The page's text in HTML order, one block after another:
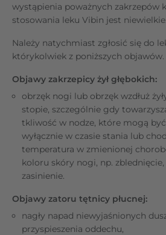
wystąpienia poważnych zakrzepów
stosowania leku Vibin jest niewielkie.
Należy natychmiast zgłosić się do
którykolwiek z poniższych objawów.
Objawy zakrzepicy żył głębokich:
obrzęk nogi lub obrzęk wzdłuż
stopie, szczególnie gdy
tkliwość w nodze, które mogą
wyłącznie w czasie stania lub
temperatura w zmienionej
koloru skóry nogi, np.
zasinienie.
Objawy zatoru tętnicy płucnej:
nagły napad niewyjaśnionych
przyspieszenia oddechu,